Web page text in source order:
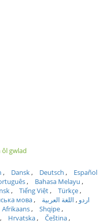
gwlad
Dansk Deutsch
Español
Bahasa Melayu
Tiếng Việt
Türkçe
мова اردو
اللغة العربية
Afrikaans
Shqipe
Hrvatska
Čeština